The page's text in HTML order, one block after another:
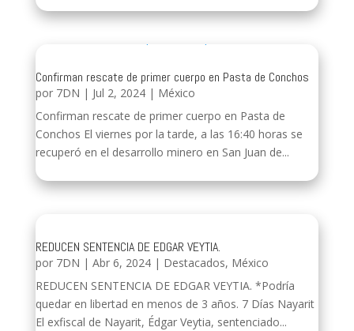
Confirman rescate de primer cuerpo en Pasta de Conchos
por 7DN | Jul 2, 2024| México
Confirman rescate de primer cuerpo en Pasta de
Conchos El viernes por la tarde, a las 16:40 horas se
recuperó en el desarrollo minero en San Juan de...
REDUCEN SENTENCIA DE EDGAR VEYTIA.
por 7DN | Abr 6, 2024| Destacados, México
REDUCEN SENTENCIA DE EDGAR VEYTIA. *Podría
quedar en libertad en menos de 3 años. 7 Días Nayarit
El exfiscal de Nayarit, Édgar Veytia, sentenciado...